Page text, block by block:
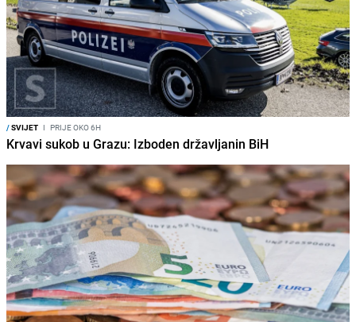
/SVIJET I PRIJE OKO 6H
Krvavi sukob u Grazu: Izboden državljanin BiH